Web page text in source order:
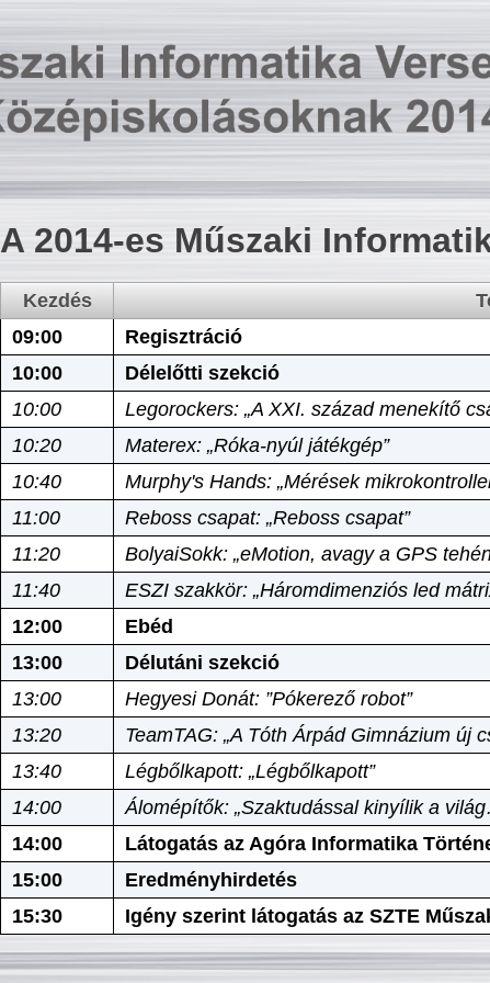
A 2014-es Műszaki
Kezdés
09:00
Regisztráció
10:00
Délelőtti szekció
10:00
Legorockers: „A XXI. század menekítő
10:20
Materex: „Róka-nyúl játékgép”
10:40
Murphy's Hands: „Mérések
11:00
Reboss csapat: „Reboss csapat”
11:20
BolyaiSokk: „eMotion, avagy a GPS
11:40
ESZI szakkör: „Háromdimenziós led
12:00
Ebéd
13:00
Délutáni szekció
13:00
Hegyesi Donát: ”Pókerező robot”
13:20
TeamTAG: „A Tóth Árpád Gimnázium új
13:40
Légbőlkapott: „Légbőlkapott”
14:00
Álomépítők: „Szaktudással kinyílik a
14:00
Látogatás az Agóra Informatika
15:00
Eredményhirdetés
15:30
Igény szerint látogatás az SZTE